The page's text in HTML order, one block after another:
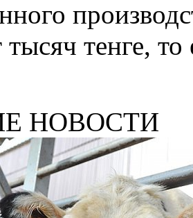
тысяч тенге,
НОВОСТИ